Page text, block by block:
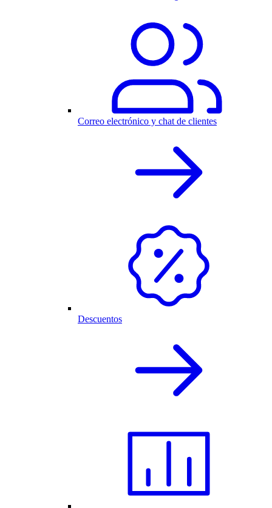
Correo electrónico y chat de clientes
Descuentos